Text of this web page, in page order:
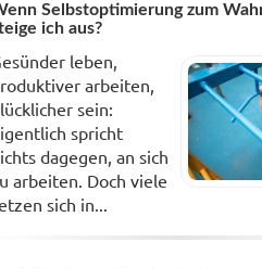
Selbstoptimierung zum
ich aus?
leben,
arbeiten,
sein:
spricht
dagegen, an sich
arbeiten. Doch viele
sich in...